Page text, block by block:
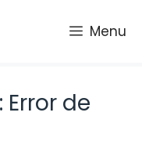
Menu
de